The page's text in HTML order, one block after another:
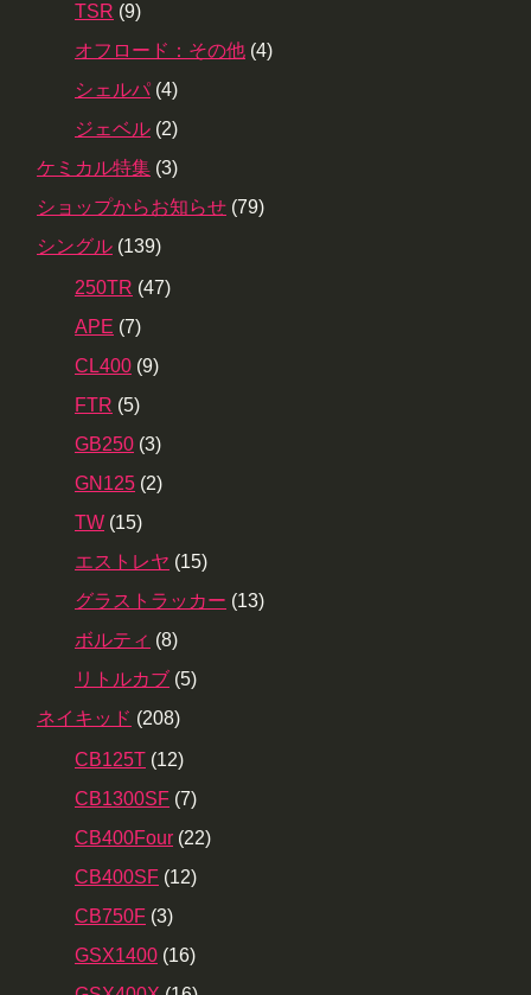
TSR (9)
オフロード：その他 (4)
シェルパ (4)
ジェベル (2)
ケミカル特集 (3)
ショップからお知らせ (79)
シングル (139)
250TR (47)
APE (7)
CL400 (9)
FTR (5)
GB250 (3)
GN125 (2)
TW (15)
エストレヤ (15)
グラストラッカー (13)
ボルティ (8)
リトルカブ (5)
ネイキッド (208)
CB125T (12)
CB1300SF (7)
CB400Four (22)
CB400SF (12)
CB750F (3)
GSX1400 (16)